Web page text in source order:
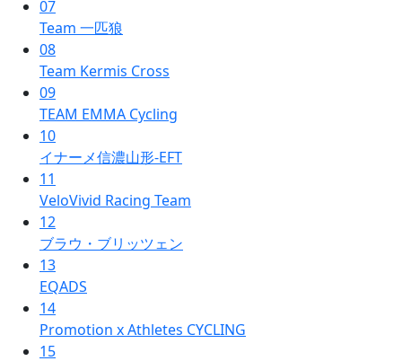
07
Team 一匹狼
08
Team Kermis Cross
09
TEAM EMMA Cycling
10
イナーメ信濃山形-EFT
11
VeloVivid Racing Team
12
ブラウ・ブリッツェン
13
EQADS
14
Promotion x Athletes CYCLING
15